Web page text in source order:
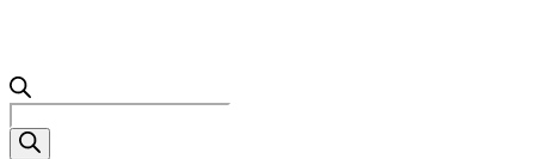
Products
search